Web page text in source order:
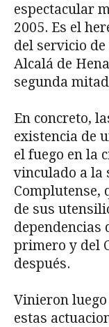
espectacular
2005. Es el
del servicio
Alcalá de
segunda
En concreto,
existencia de
el fuego en la
vinculado a la
Complutense,
de sus
dependencias
primero y del
después.
Vinieron
estas